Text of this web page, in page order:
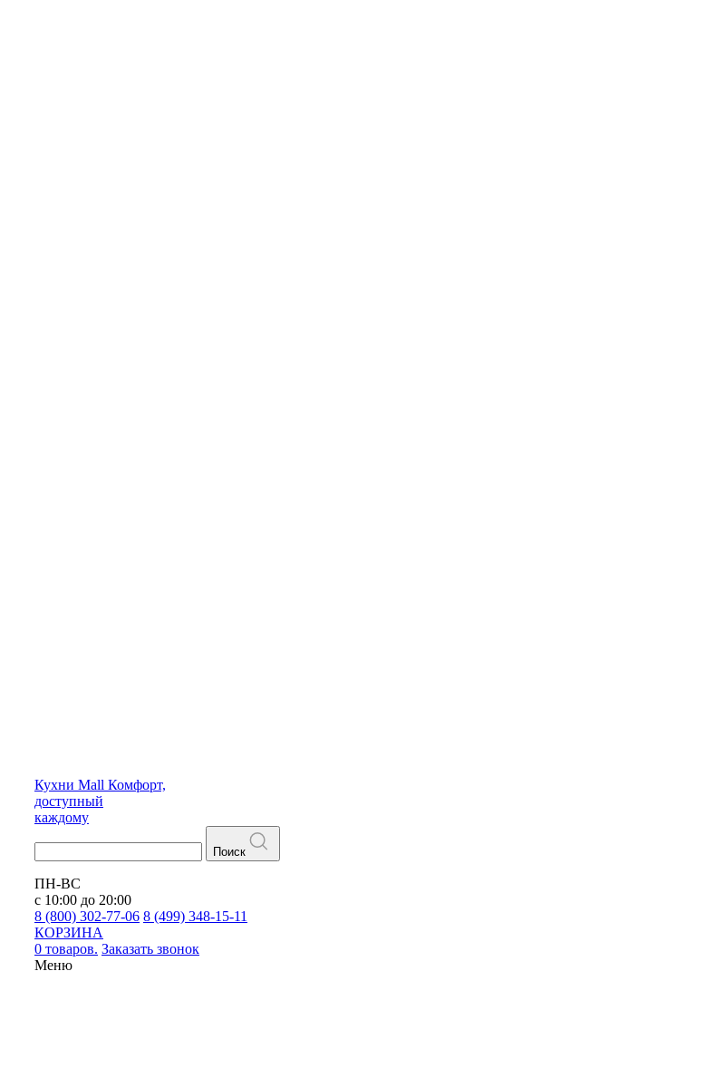
Кухни Mall Комфорт,
доступный
каждому
Поиск
ПН-ВС
с 10:00 до 20:00
8 (800) 302-77-06 8 (499) 348-15-11
КОРЗИНА
0 товаров. Заказать звонок
Меню